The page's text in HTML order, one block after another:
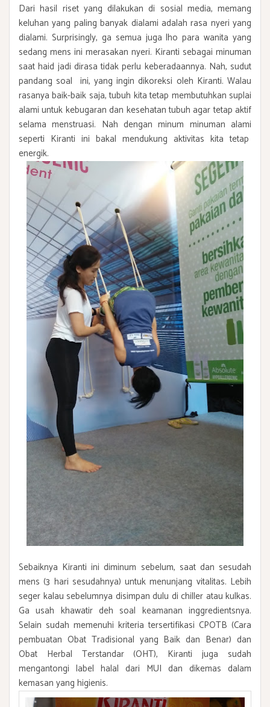
Dari hasil riset yang dilakukan di sosial media, memang
keluhan yang paling banyak dialami adalah rasa nyeri yang
dialami. Surprisingly, ga semua juga lho para wanita yang
sedang mens ini merasakan nyeri. Kiranti sebagai minuman
saat haid jadi dirasa tidak perlu keberadaannya. Nah, sudut
pandang soal ini, yang ingin dikoreksi oleh Kiranti. Walau
rasanya baik-baik saja, tubuh kita tetap membutuhkan suplai
alami untuk kebugaran dan kesehatan tubuh agar tetap aktif
selama menstruasi. Nah dengan minum minuman alami
seperti Kiranti ini bakal mendukung aktivitas kita tetap
energik.
Sebaiknya Kiranti ini diminum sebelum, saat dan sesudah
mens (3 hari sesudahnya) untuk menunjang vitalitas. Lebih
seger kalau sebelumnya disimpan dulu di chiller atau kulkas.
Ga usah khawatir deh soal keamanan inggredientsnya.
Selain sudah memenuhi kriteria tersertifikasi CPOTB (Cara
pembuatan Obat Tradisional yang Baik dan Benar) dan
Obat Herbal Terstandar (OHT), Kiranti juga sudah
mengantongi label halal dari MUI dan dikemas dalam
kemasan yang higienis.